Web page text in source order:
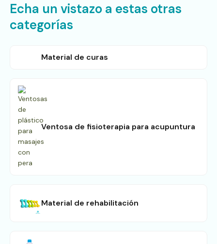
Echa un vistazo a estas otras
categorías
Material de curas
Ventosa de fisioterapia para acupuntura
Material de rehabilitación